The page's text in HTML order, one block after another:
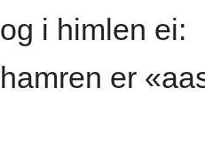
og i himlen ei:
hamren er